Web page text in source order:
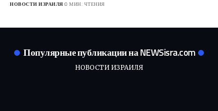
НОВОСТИ ИЗРАИЛЯ 0 МИН. ЧТЕНИЯ
Популярные публикации на NEWSisra.com
НОВОСТИ ИЗРАИЛЯ